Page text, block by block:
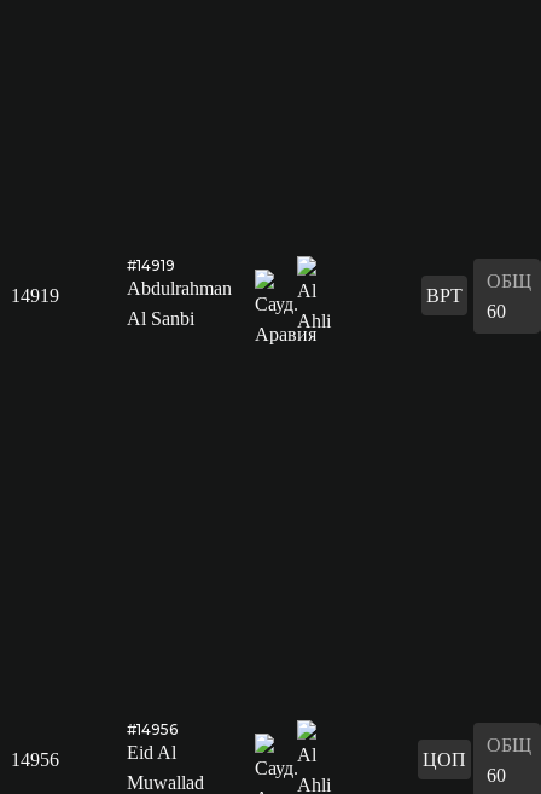
14919
#14919
Abdulrahman
Al Sanbi
ВРТ
ОБЩ
60
14956
#14956
Eid Al
Muwallad
ЦОП
ОБЩ
60